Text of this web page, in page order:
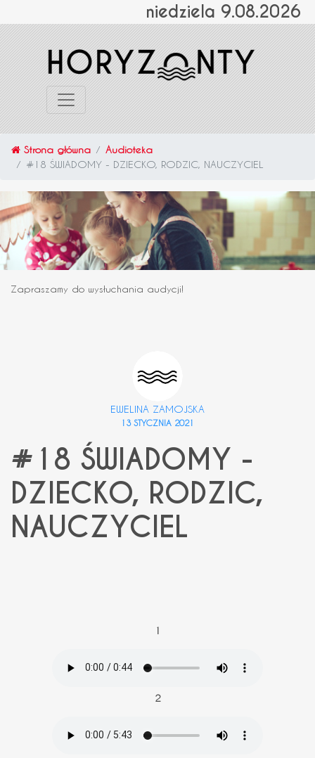
niedziela 9.08.2026
Strona główna
Audioteka
#18 ŚWIADOMY - DZIECKO, RODZIC, NAUCZYCIEL
Zapraszamy do wysłuchania audycji!
EWELINA ZAMOJSKA
13 STYCZNIA 2021
#18 ŚWIADOMY -
DZIECKO, RODZIC,
NAUCZYCIEL
1
2